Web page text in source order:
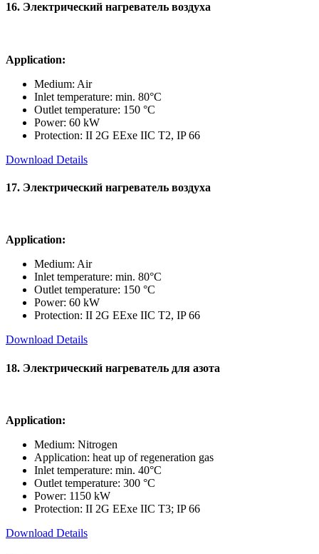
16. Электрический нагреватель воздуха
Application:
Medium: Air
Inlet temperature: min. 80°C
Outlet temperature: 150 °C
Power: 60 kW
Protection: II 2G EExe IIC T2, IP 66
Download Details
17. Электрический нагреватель воздуха
Application:
Medium: Air
Inlet temperature: min. 80°C
Outlet temperature: 150 °C
Power: 60 kW
Protection: II 2G EExe IIC T2, IP 66
Download Details
18. Электрический нагреватель для азота
Application:
Medium: Nitrogen
Application: heat up of regeneration gas
Inlet temperature: min. 40°C
Outlet temperature: 300 °C
Power: 1150 kW
Protection: II 2G EExe IIC T3; IP 66
Download Details